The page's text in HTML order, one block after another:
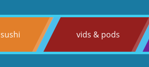
sushi vids & pods